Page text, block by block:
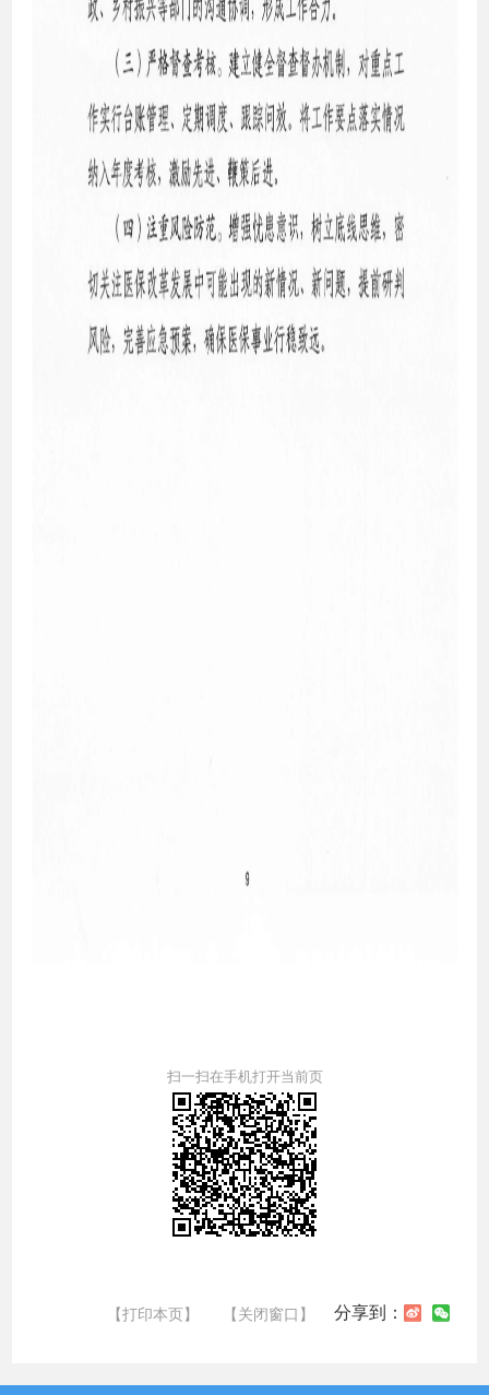
扫一扫在手机打开当前页
【打印本页】 【关闭窗口】 分享到：